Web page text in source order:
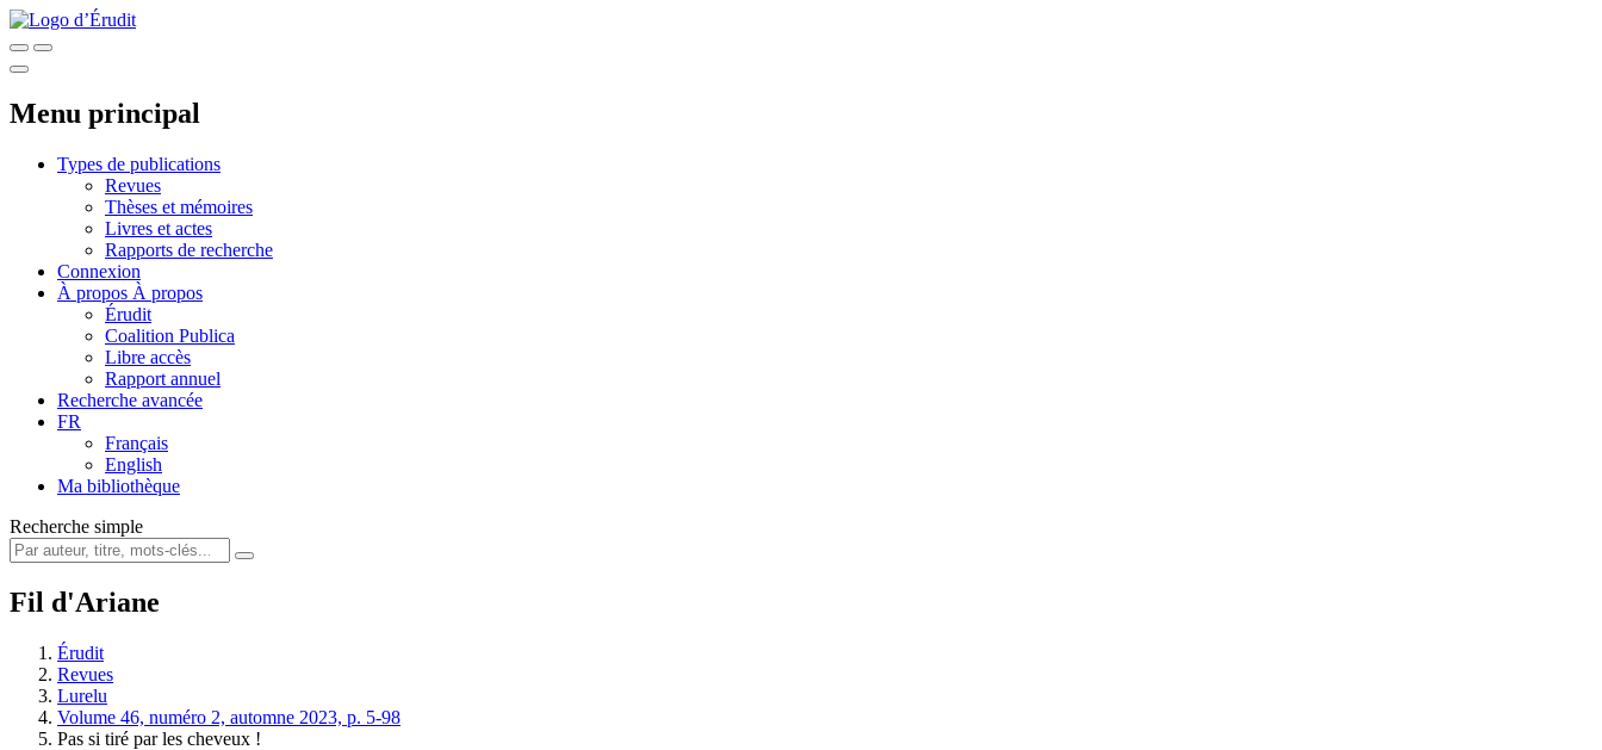
Menu principal
Types de publications
Revues
Thèses et mémoires
Livres et actes
Rapports de recherche
Connexion
À propos À propos
Érudit
Coalition Publica
Libre accès
Rapport annuel
Recherche avancée
FR
Français
English
Ma bibliothèque
Recherche simple
Fil d'Ariane
Érudit
Revues
Lurelu
Volume 46, numéro 2, automne 2023, p. 5-98
Pas si tiré par les cheveux !